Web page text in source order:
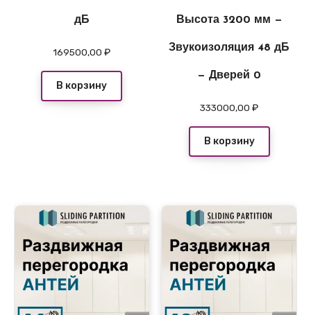
дБ
169500,00₽
В корзину
Высота 3200 мм —
Звукоизоляция 48 дБ
— Дверей 0
333000,00₽
В корзину